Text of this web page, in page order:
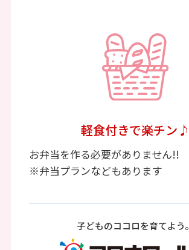
軽食付きで楽チン♪
お弁当を作る必要がありません!!
※弁当プランなどもあります
子どものココロを育てよう。